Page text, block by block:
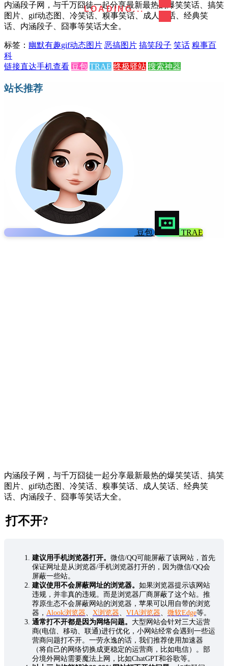
LOADING...
内涵段子网，与千万囧徒一起分享最新最热的爆笑笑话、搞笑
图片、gif动态图、冷笑话、糗事笑话、成人笑话、经典笑
话、内涵段子、囧事等笑话大全。
标签： 幽默有趣gif动态图片 恶搞图片 搞笑段子 笑话 糗事百
科
链接直达手机查看 豆包 TRAE 终极驿站 搜索神器
站长推荐
豆包 TRAE
内涵段子网，与千万囧徒一起分享最新最热的爆笑笑话、搞笑
图片、gif动态图、冷笑话、糗事笑话、成人笑话、经典笑
话、内涵段子、囧事等笑话大全。
打不开?
建议用手机浏览器打开。 微信/QQ可能屏蔽了该网站，首先
保证网址是从浏览器/手机浏览器打开的，因为微信/QQ会
屏蔽一些站。
建议使用不会屏蔽网址的浏览器。 如果浏览器提示该网站
违规，并非真的违规。而是浏览器厂商屏蔽了这个站。推
荐原生态不会屏蔽网站的浏览器，苹果可以用自带的浏览
器， Alook浏览器、 X浏览器、 VIA浏览器、 微软Edge等。
通常打不开都是因为网络问题。 大型网站会针对三大运营
商(电信、移动、联通)进行优化，小网站经常会遇到一些运
营商问题打不开。一劳永逸的话，我们推荐使用加速器
（将自己的网络切换成更稳定的运营商，比如电信）。部
分境外网站需要魔法上网，比如ChatGPT和谷歌等。